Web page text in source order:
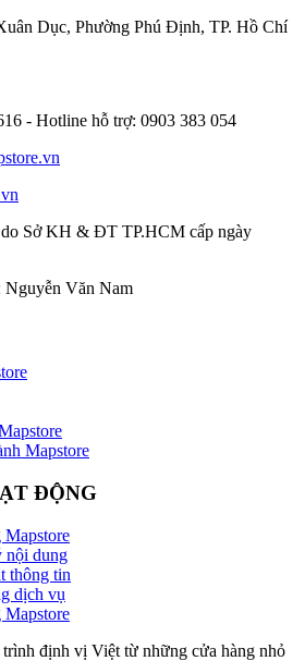
Dục, Phường Phú Định, TP. Hồ Chí
- Hotline hỗ trợ: 0903 383 054
Sở KH & ĐT TP.HCM cấp ngày
Nguyễn Văn Nam
Mapstore
ĐỘNG
nội dung
thông tin
dịch vụ
Mapstore
định vị Việt từ những cửa hàng nhỏ